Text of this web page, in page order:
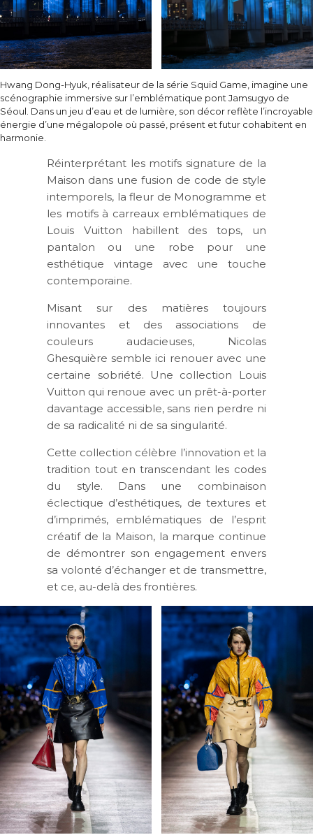
Hwang Dong-Hyuk, réalisateur de la série Squid Game, imagine une
scénographie immersive sur l’emblématique pont Jamsugyo de
Séoul. Dans un jeu d’eau et de lumière, son décor reflète l’incroyable
énergie d’une mégalopole où passé, présent et futur cohabitent en
harmonie.
Réinterprétant les motifs signature de la
Maison dans une fusion de code de style
intemporels, la fleur de Monogramme et
les motifs à carreaux emblématiques de
Louis Vuitton habillent des tops, un
pantalon ou une robe pour une
esthétique vintage avec une touche
contemporaine.
Misant sur des matières toujours
innovantes et des associations de
couleurs audacieuses, Nicolas
Ghesquière semble ici renouer avec une
certaine sobriété. Une collection Louis
Vuitton qui renoue avec un prêt-à-porter
davantage accessible, sans rien perdre ni
de sa radicalité ni de sa singularité.
Cette collection célèbre l’innovation et la
tradition tout en transcendant les codes
du style. Dans une combinaison
éclectique d’esthétiques, de textures et
d’imprimés, emblématiques de l’esprit
créatif de la Maison, la marque continue
de démontrer son engagement envers
sa volonté d’échanger et de transmettre,
et ce, au-delà des frontières.